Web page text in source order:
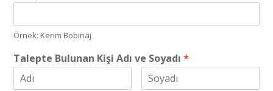
Örnek: Kerim Bobinaj
Talepte Bulunan Kişi Adı ve Soyadı*